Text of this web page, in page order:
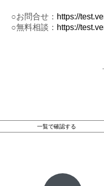
○お問合せ： https://
○無料相談： https://
一覧で確認する